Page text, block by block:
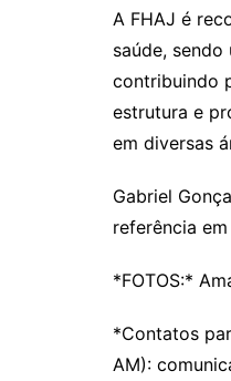
A FHAJ é
saúde,
contribuindo
estrutura e
em diversas
Gabriel
referência
*FOTOS:*
*Contatos
AM):